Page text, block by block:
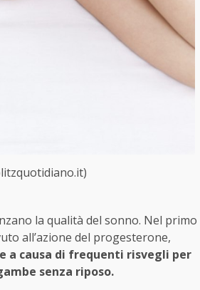
la qualità del sonno. Nel primo
all’azione del progesterone,
a causa di frequenti risvegli per
senza riposo.